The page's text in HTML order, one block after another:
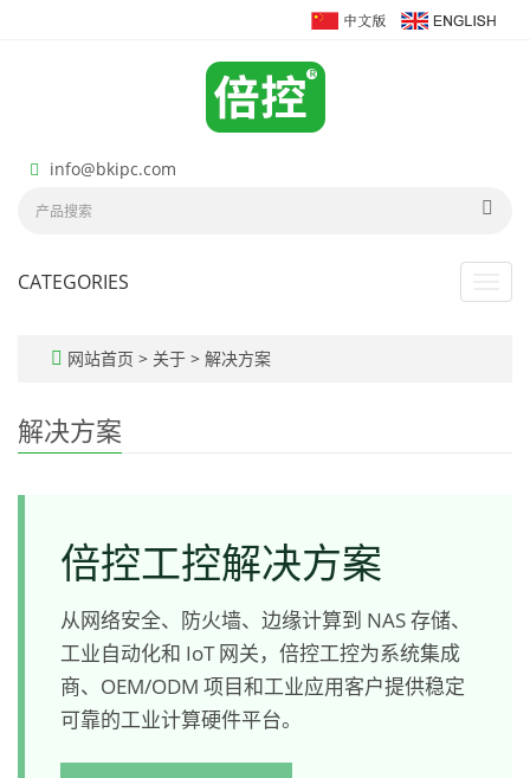
info@bkipc.com
CATEGORIES
网站首页 > 关于 > 解决方案
解决方案
倍控工控解决方案
从网络安全、防火墙、边缘计算到 NAS 存储、
工业自动化和 IoT 网关，倍控工控为系统集成
商、OEM/ODM 项目和工业应用客户提供稳定
可靠的工业计算硬件平台。